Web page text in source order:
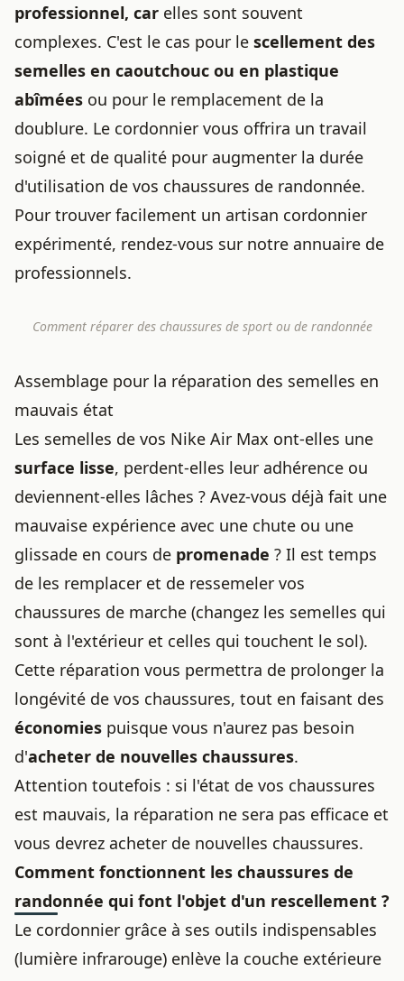
professionnel, car elles sont souvent
complexes. C'est le cas pour le scellement des
semelles en caoutchouc ou en plastique
abîmées ou pour le remplacement de la
doublure. Le cordonnier vous offrira un travail
soigné et de qualité pour augmenter la durée
d'utilisation de vos chaussures de randonnée.
Pour trouver facilement un artisan cordonnier
expérimenté, rendez-vous sur notre annuaire de
professionnels.
Comment réparer des chaussuresde sport ou de randonnée
Assemblage pour la réparation des semelles en
mauvais état
Les semelles de vos Nike Air Max ont-elles une
surface lisse, perdent-elles leur adhérence ou
deviennent-elles lâches ? Avez-vous déjà fait une
mauvaise expérience avec une chute ou une
glissade en cours de promenade ? Il est temps
de les remplacer et de ressemeler vos
chaussures de marche (changez les semelles qui
sont à l'extérieur et celles qui touchent le sol).
Cette réparation vous permettra de prolonger la
longévité de vos chaussures, tout en faisant des
économies puisque vous n'aurez pas besoin
d'acheter de nouvelles chaussures.
Attention toutefois : si l'état de vos chaussures
est mauvais, la réparation ne sera pas efficace et
vous devrez acheter de nouvelles chaussures.
Comment fonctionnent les chaussures de
randonnée qui font l'objet d'un rescellement ?
Le cordonnier grâce à ses outils indispensables
(lumière infrarouge) enlève la couche extérieure